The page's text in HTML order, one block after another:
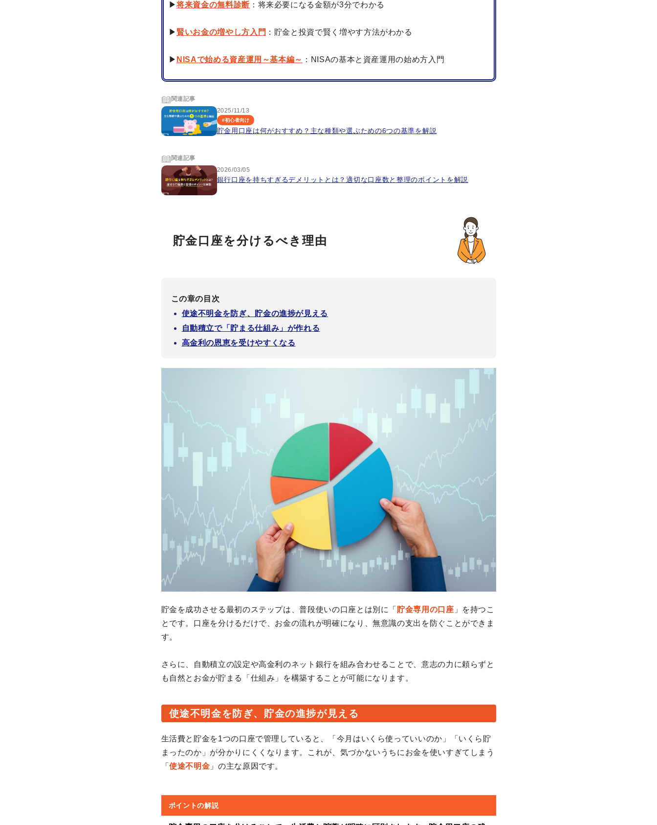
▶将来資金の無料診断：将来必要になる金額が3分でわかる
▶ 賢いお金の増やし方入門 ：貯金と投資で賢く増やす方法がわかる
▶ NISAで始める資産運用～基本編～ ：NISAの基本と資産運用の始め方入門
関連記事
2025/11/13
#初心者向け
貯金用口座は何がおすすめ？主な種類や選ぶための6つの基準を解説
関連記事
2026/03/05
銀行口座を持ちすぎるデメリットとは？適切な口座数と整理のポイントを解説
貯金口座を分けるべき理由
この章の目次
使途不明金を防ぎ、貯金の進捗が見える
自動積立で「貯まる仕組み」が作れる
高金利の恩恵を受けやすくなる
貯金を成功させる最初のステップは、普段使いの口座とは別に「 貯金専用の口座 」を持つこ
とです。口座を分けるだけで、お金の流れが明確になり、無意識の支出を防ぐことができま
す。
さらに、自動積立の設定や高金利のネット銀行を組み合わせることで、意志の力に頼らずと
も自然とお金が貯まる「仕組み」を構築することが可能になります。
使途不明金を防ぎ、貯金の進捗が見える
生活費と貯金を1つの口座で管理していると、「今月はいくら使っていいのか」「いくら貯
まったのか」が分かりにくくなります。これが、気づかないうちにお金を使いすぎてしまう
「使途不明金 」の主な原因です。
ポイントの解説